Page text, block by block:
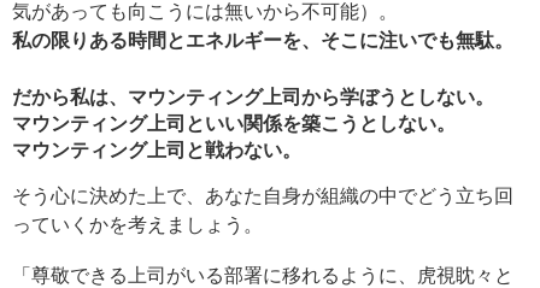
気があっても向こうには無いから不可能）。
私の限りある時間とエネルギーを、そこに注いでも無駄。
だから私は、マウンティング上司から学ぼうとしない。
マウンティング上司といい関係を築こうとしない。
マウンティング上司と戦わない。
そう心に決めた上で、あなた自身が組織の中でどう立ち回
っていくかを考えましょう。
「尊敬できる上司がいる部署に移れるように、虎視眈々と